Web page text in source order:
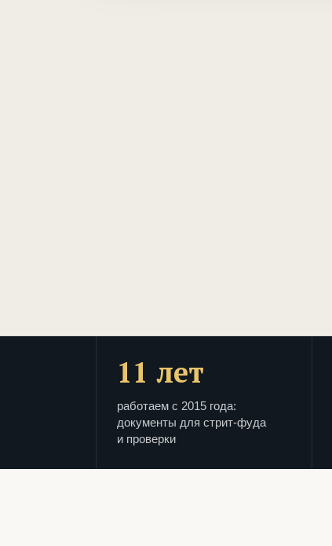
11 лет
работаем с 2015 года:
документы для стрит-фуда
и проверки